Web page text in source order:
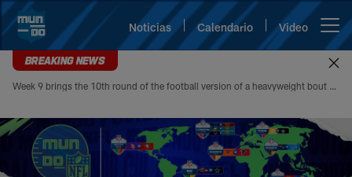
Skip
to
main
content
Noticias Calendario Video
BREAKING NEWS
Week 9 brings the 10th round of the football version of a heavyweight bout between Patrick Mahomes and Josh Allen. Mahomes’ 5-4 head-to-head record looks modest at first glance, but it paints an incomplete picture of how lopsided this matchup of the league’s best quarterbacks has been. Allen is 4-1
Mundo NFL | Sitio oficial de la